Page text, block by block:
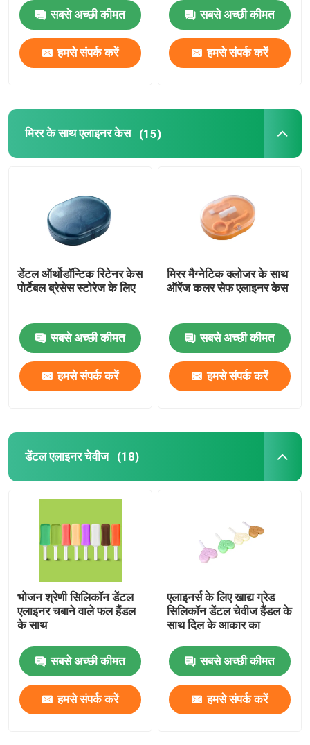
लार बेदखलदार भागों
दंत उपभोग्य
सबसे अच्छी कीमत
हमसे संपर्क करें
सबसे अच्छी कीमत
हमसे संपर्क करें
मिरर के साथ एलाइनर केस (15)
डेंटल ऑर्थोडॉन्टिक रिटेनर केस
पोर्टेबल ब्रेसेस स्टोरेज के लिए
सबसे अच्छी कीमत
हमसे संपर्क करें
मिरर मैग्नेटिक क्लोजर के साथ
ऑरेंज कलर सेफ एलाइनर केस
सबसे अच्छी कीमत
हमसे संपर्क करें
डेंटल एलाइनर चेवीज (18)
भोजन श्रेणी सिलिकॉन डेंटल
एलाइनर चबाने वाले फल हैंडल
के साथ
सबसे अच्छी कीमत
हमसे संपर्क करें
एलाइनर्स के लिए खाद्य ग्रेड
सिलिकॉन डेंटल चेवीज हैंडल के
साथ दिल के आकार का
सबसे अच्छी कीमत
हमसे संपर्क करें